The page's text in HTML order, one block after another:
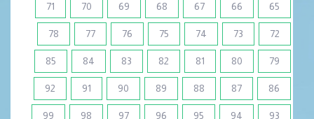
65
66
67
68
69
70
71
72
73
74
75
76
77
78
79
80
81
82
83
84
85
86
87
88
89
90
91
92
93
94
95
96
97
98
99